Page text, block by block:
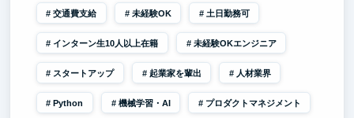
交通費支給 未経験OK 土日勤務可
インターン生10人以上在籍 未経験OKエンジニア
スタートアップ 起業家を輩出 人材業界
Python 機械学習・AI プロダクトマネジメント